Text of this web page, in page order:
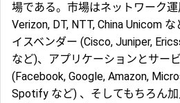
場である。市場はネットワーク運
Verizon, DT, NTT, China Unicom な
イスベンダー (Cisco, Juniper,
など)、アプリケーションとサー
( Facebook, Google, Amazon,
Spotify など) 、そしてもちろん